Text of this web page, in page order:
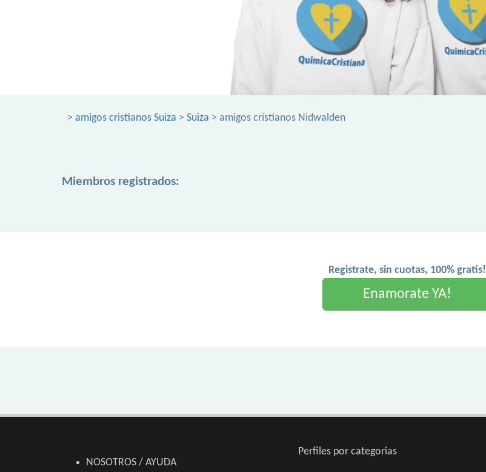
> amigos cristianos Suiza > Suiza > amigos cristianos Nidwalden
Miembros registrados:
Registrate, sin cuotas, 100% gratis!
Enamorate YA!
NOSOTROS / AYUDA
Perfiles por categorias